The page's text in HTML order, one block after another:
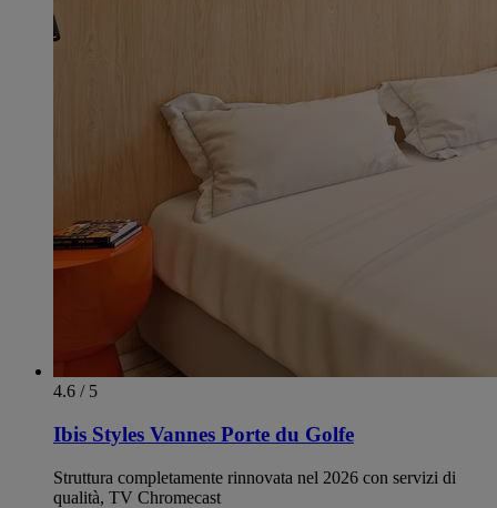
4.6 / 5
Ibis Styles Vannes Porte du Golfe
Struttura completamente rinnovata nel 2026 con servizi di
qualità, TV Chromecast